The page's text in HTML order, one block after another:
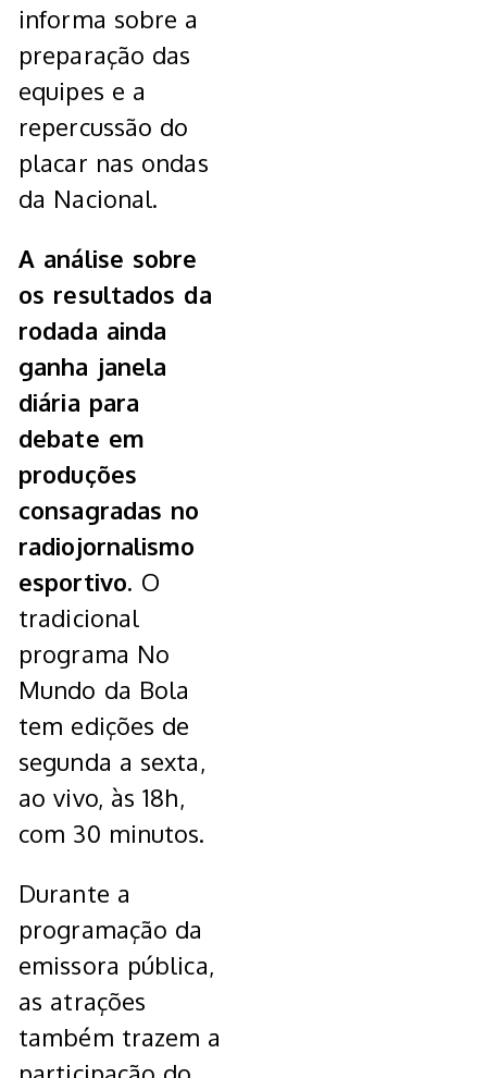
informa sobre a
preparação das
equipes e a
repercussão do
placar nas ondas
da Nacional.
A análise sobre
os resultados da
rodada ainda
ganha janela
diária para
debate em
produções
consagradas no
radiojornalismo
esportivo. O
tradicional
programa No
Mundo da Bola
tem edições de
segunda a sexta,
ao vivo, às 18h,
com 30 minutos.
Durante a
programação da
emissora pública,
as atrações
também trazem a